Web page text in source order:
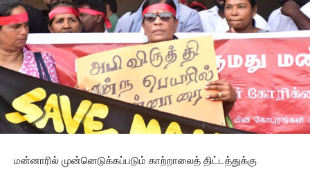
மன்னாரில் முன்னெடுக்கப்படும் காற்றாலைத் திட்டத்துக்கு